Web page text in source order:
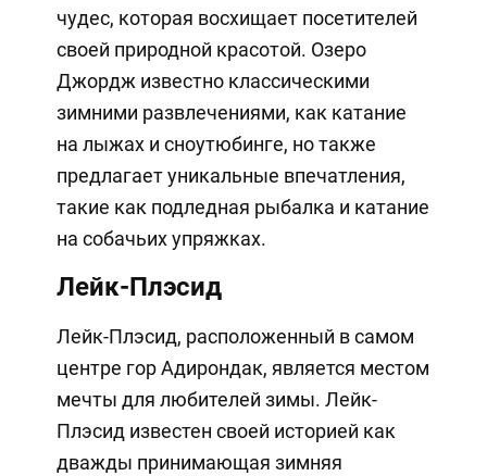
чудес, которая восхищает посетителей
своей природной красотой. Озеро
Джордж известно классическими
зимними развлечениями, как катание
на лыжах и сноутюбинге, но также
предлагает уникальные впечатления,
такие как подледная рыбалка и катание
на собачьих упряжках.
Лейк-Плэсид
Лейк-Плэсид, расположенный в самом
центре гор Адирондак, является местом
мечты для любителей зимы. Лейк-
Плэсид известен своей историей как
дважды принимающая зимняя